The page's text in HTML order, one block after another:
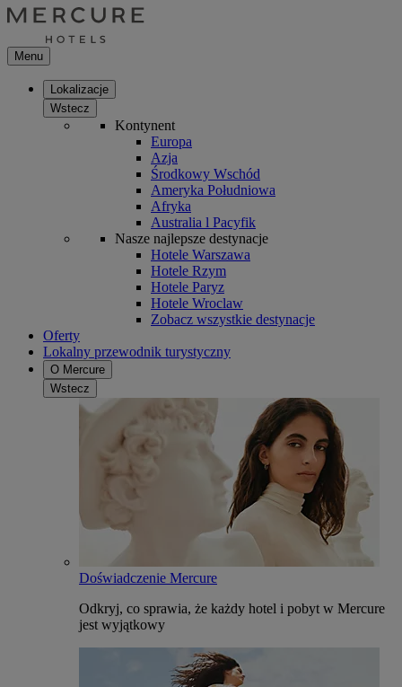
Menu
Lokalizacje
Wstecz
Kontynent
Europa
Azja
Środkowy Wschód
Ameryka Południowa
Afryka
Australia l Pacyfik
Nasze najlepsze destynacje
Hotele Warszawa
Hotele Rzym
Hotele Paryz
Hotele Wroclaw
Zobacz wszystkie destynacje
Oferty
Lokalny przewodnik turystyczny
O Mercure
Wstecz
Doświadczenie Mercure
Odkryj, co sprawia, że każdy hotel i pobyt w Mercure
jest wyjątkowy